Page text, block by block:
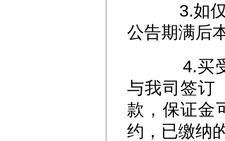
3.如仅有
公告期满后
4.买受人
与我司签订
款，保证金
约，已缴纳